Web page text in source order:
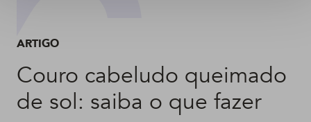
ARTIGO
Couro cabeludo queimado
de sol: saiba o que fazer